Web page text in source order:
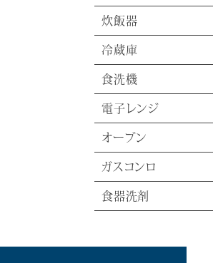
炊飯器
冷蔵庫
食洗機
電子レンジ
オーブン
ガスコンロ
食器洗剤